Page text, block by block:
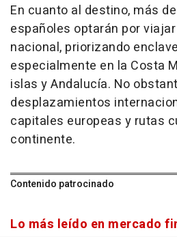
En cuanto al destino, más
españoles optarán por
nacional, priorizando
especialmente en la Costa
islas y Andalucía. No
desplazamientos
capitales europeas y rutas
continente.
Contenido patrocinado
Lo más leído en mercado